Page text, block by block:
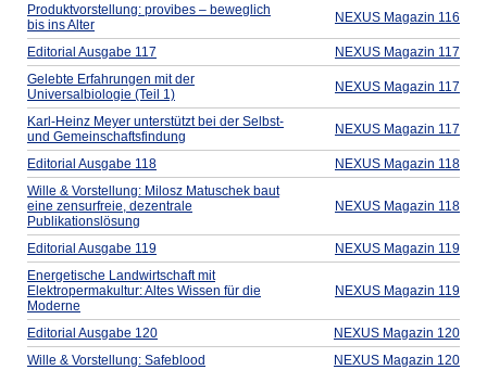
Produktvorstellung: provibes – beweglich
bis ins Alter
NEXUS Magazin 116
Editorial Ausgabe 117
NEXUS Magazin 117
Gelebte Erfahrungen mit der
Universalbiologie (Teil 1)
NEXUS Magazin 117
Karl-Heinz Meyer unterstützt bei der Selbst-
und Gemeinschaftsfindung
NEXUS Magazin 117
Editorial Ausgabe 118
NEXUS Magazin 118
Wille & Vorstellung: Milosz Matuschek baut
eine zensurfreie, dezentrale
Publikationslösung
NEXUS Magazin 118
Editorial Ausgabe 119
NEXUS Magazin 119
Energetische Landwirtschaft mit
Elektropermakultur: Altes Wissen für die
Moderne
NEXUS Magazin 119
Editorial Ausgabe 120
NEXUS Magazin 120
Wille & Vorstellung: Safeblood
NEXUS Magazin 120